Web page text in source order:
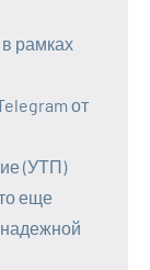
рамках
от
(УТП)
еще
надежной